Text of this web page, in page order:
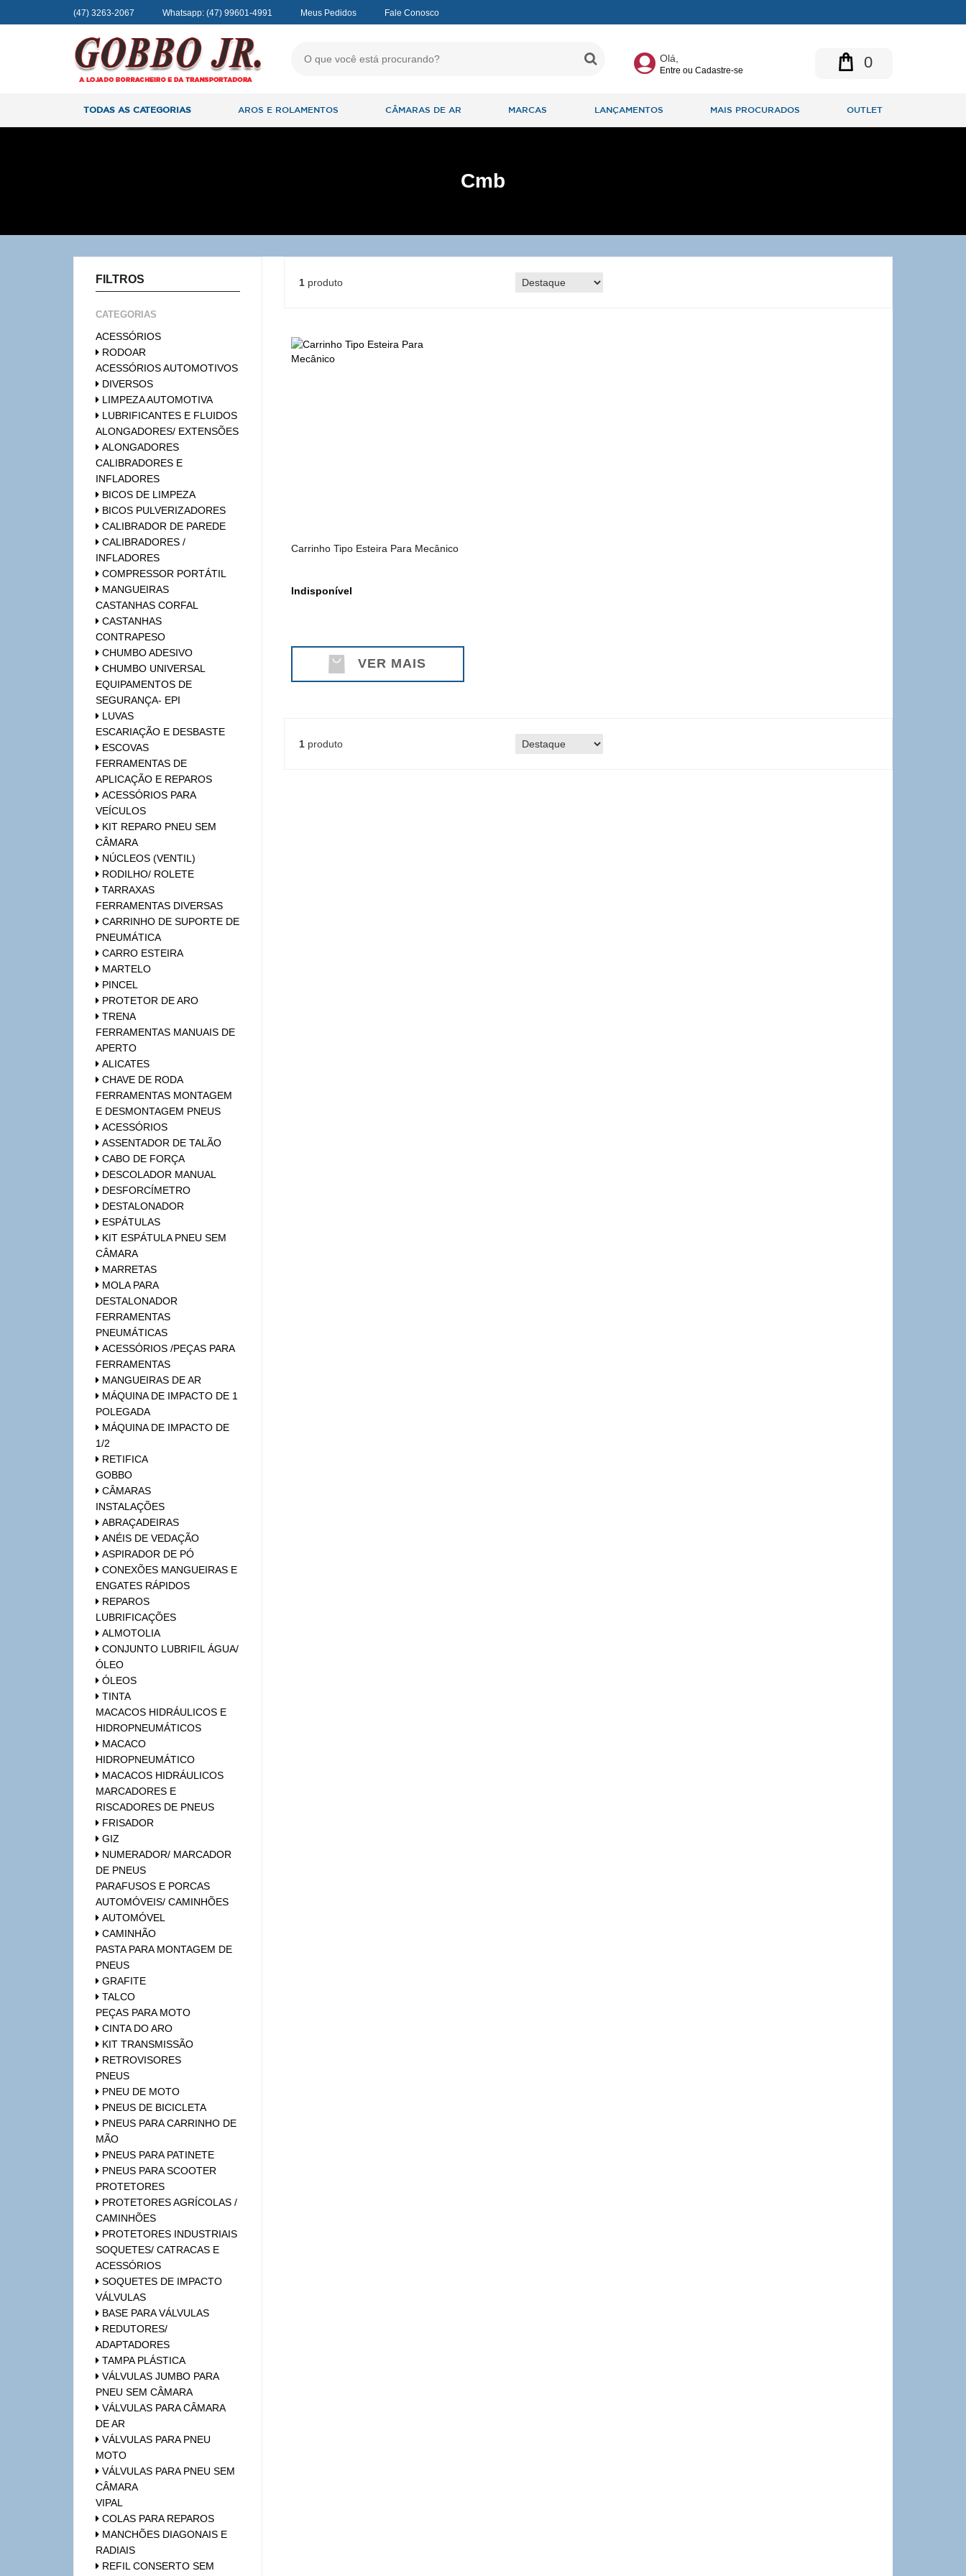
(47) 3263-2067 Whatsapp: (47) 99601-4991 Meus Pedidos Fale Conosco
Olá,
Entre ou Cadastre-se 0
TODAS AS CATEGORIAS AROS E ROLAMENTOS CÂMARAS DE AR MARCAS LANÇAMENTOS MAIS PROCURADOS OUTLET
Cmb
FILTROS
CATEGORIAS
ACESSÓRIOS
RODOAR
ACESSÓRIOS AUTOMOTIVOS
DIVERSOS
LIMPEZA AUTOMOTIVA
LUBRIFICANTES E FLUIDOS
ALONGADORES/ EXTENSÕES
ALONGADORES
CALIBRADORES E
INFLADORES
BICOS DE LIMPEZA
BICOS PULVERIZADORES
CALIBRADOR DE PAREDE
CALIBRADORES /
INFLADORES
COMPRESSOR PORTÁTIL
MANGUEIRAS
CASTANHAS CORFAL
CASTANHAS
CONTRAPESO
CHUMBO ADESIVO
CHUMBO UNIVERSAL
EQUIPAMENTOS DE
SEGURANÇA- EPI
LUVAS
ESCARIAÇÃO E DESBASTE
ESCOVAS
FERRAMENTAS DE
APLICAÇÃO E REPAROS
ACESSÓRIOS PARA
VEÍCULOS
KIT REPARO PNEU SEM
CÂMARA
NÚCLEOS (VENTIL)
RODILHO/ ROLETE
TARRAXAS
FERRAMENTAS DIVERSAS
CARRINHO DE SUPORTE DE
PNEUMÁTICA
CARRO ESTEIRA
MARTELO
PINCEL
PROTETOR DE ARO
TRENA
FERRAMENTAS MANUAIS DE
APERTO
ALICATES
CHAVE DE RODA
FERRAMENTAS MONTAGEM
E DESMONTAGEM PNEUS
ACESSÓRIOS
ASSENTADOR DE TALÃO
CABO DE FORÇA
DESCOLADOR MANUAL
DESFORCÍMETRO
DESTALONADOR
ESPÁTULAS
KIT ESPÁTULA PNEU SEM
CÂMARA
MARRETAS
MOLA PARA
DESTALONADOR
FERRAMENTAS
PNEUMÁTICAS
ACESSÓRIOS /PEÇAS PARA
FERRAMENTAS
MANGUEIRAS DE AR
MÁQUINA DE IMPACTO DE 1
POLEGADA
MÁQUINA DE IMPACTO DE
1/2
RETIFICA
GOBBO
CÂMARAS
INSTALAÇÕES
ABRAÇADEIRAS
ANÉIS DE VEDAÇÃO
ASPIRADOR DE PÓ
CONEXÕES MANGUEIRAS E
ENGATES RÁPIDOS
REPAROS
LUBRIFICAÇÕES
ALMOTOLIA
CONJUNTO LUBRIFIL ÁGUA/
ÓLEO
ÓLEOS
TINTA
MACACOS HIDRÁULICOS E
HIDROPNEUMÁTICOS
MACACO
HIDROPNEUMÁTICO
MACACOS HIDRÁULICOS
MARCADORES E
RISCADORES DE PNEUS
FRISADOR
GIZ
NUMERADOR/ MARCADOR
DE PNEUS
PARAFUSOS E PORCAS
AUTOMÓVEIS/ CAMINHÕES
AUTOMÓVEL
CAMINHÃO
PASTA PARA MONTAGEM DE
PNEUS
GRAFITE
TALCO
PEÇAS PARA MOTO
CINTA DO ARO
KIT TRANSMISSÃO
RETROVISORES
PNEUS
PNEU DE MOTO
PNEUS DE BICICLETA
PNEUS PARA CARRINHO DE
MÃO
PNEUS PARA PATINETE
PNEUS PARA SCOOTER
PROTETORES
PROTETORES AGRÍCOLAS /
CAMINHÕES
PROTETORES INDUSTRIAIS
SOQUETES/ CATRACAS E
ACESSÓRIOS
SOQUETES DE IMPACTO
VÁLVULAS
BASE PARA VÁLVULAS
REDUTORES/
ADAPTADORES
TAMPA PLÁSTICA
VÁLVULAS JUMBO PARA
PNEU SEM CÂMARA
VÁLVULAS PARA CÂMARA
DE AR
VÁLVULAS PARA PNEU
MOTO
VÁLVULAS PARA PNEU SEM
CÂMARA
VIPAL
COLAS PARA REPAROS
MANCHÕES DIAGONAIS E
RADIAIS
REFIL CONSERTO SEM
1produto
Carrinho Tipo Esteira Para Mecânico
Indisponível
VER MAIS
1produto